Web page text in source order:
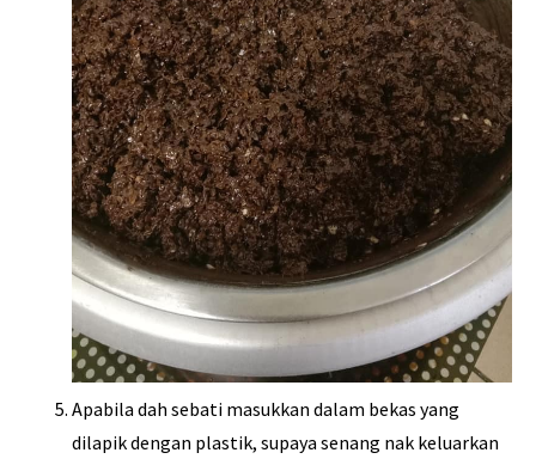
Apabila dah sebati masukkan dalam bekas yang
dilapik dengan plastik, supaya senang nak keluarkan